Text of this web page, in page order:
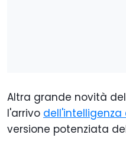
Altra grande novità del
l'arrivo
versione potenziata